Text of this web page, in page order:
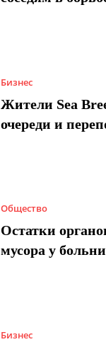
Бизнес
Жители Sea
очереди и
Общество
Остатки
мусора у
Бизнес